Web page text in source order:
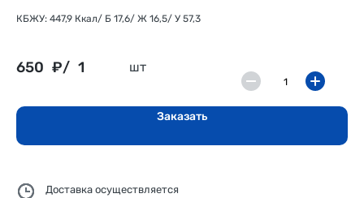
КБЖУ: 447,9 Ккал/ Б 17,6/ Ж 16,5/ У 57,3
650 ₽/ 1 шт
Заказать
Доставка осуществляется